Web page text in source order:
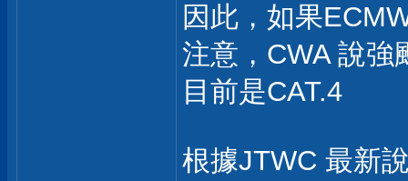
因此，如果
注意，CWA 說強
目前是CAT.4
根據JTWC 最新